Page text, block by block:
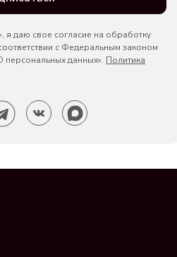
я даю свое согласие на обработку
с Федеральным законом
данных». Политика